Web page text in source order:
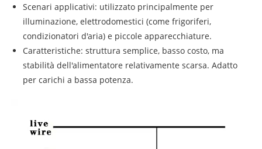
Scenari applicativi: utilizzato principalmente per
illuminazione, elettrodomestici (come frigoriferi,
condizionatori d'aria) e piccole apparecchiature.
Caratteristiche: struttura semplice, basso costo, ma
stabilità dell'alimentatore relativamente scarsa. Adatto
per carichi a bassa potenza.